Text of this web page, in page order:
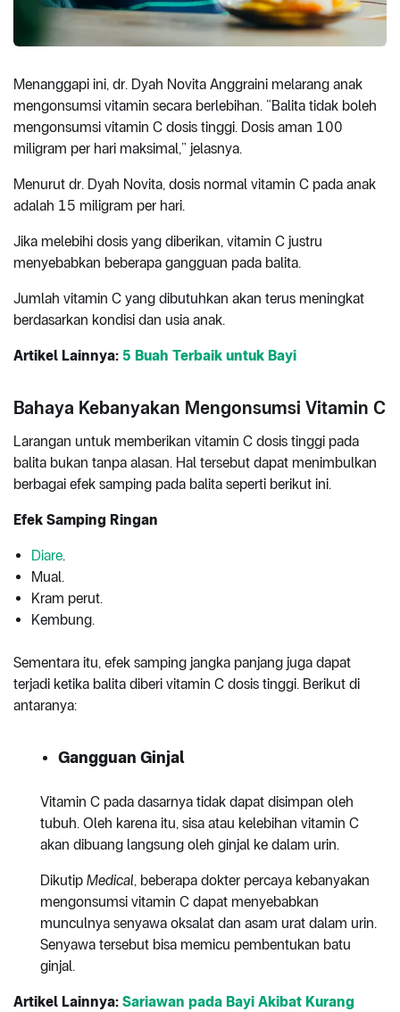
Menanggapi ini, dr. Dyah Novita Anggraini melarang anak
mengonsumsi vitamin secara berlebihan. “Balita tidak boleh
mengonsumsi vitamin C dosis tinggi. Dosis aman 100
miligram per hari maksimal,” jelasnya.
Menurut dr. Dyah Novita, dosis normal vitamin C pada anak
adalah 15 miligram per hari.
Jika melebihi dosis yang diberikan, vitamin C justru
menyebabkan beberapa gangguan pada balita.
Jumlah vitamin C yang dibutuhkan akan terus meningkat
berdasarkan kondisi dan usia anak.
Artikel Lainnya: 5 Buah Terbaik untuk Bayi
Bahaya Kebanyakan Mengonsumsi Vitamin C
Larangan untuk memberikan vitamin C dosis tinggi pada
balita bukan tanpa alasan. Hal tersebut dapat menimbulkan
berbagai efek samping pada balita seperti berikut ini.
Efek Samping Ringan
Diare.
Mual.
Kram perut.
Kembung.
Sementara itu, efek samping jangka panjang juga dapat
terjadi ketika balita diberi vitamin C dosis tinggi. Berikut di
antaranya:
Gangguan Ginjal
Vitamin C pada dasarnya tidak dapat disimpan oleh
tubuh. Oleh karena itu, sisa atau kelebihan vitamin C
akan dibuang langsung oleh ginjal ke dalam urin.
Dikutip Medical, beberapa dokter percaya kebanyakan
mengonsumsi vitamin C dapat menyebabkan
munculnya senyawa oksalat dan asam urat dalam urin.
Senyawa tersebut bisa memicu pembentukan batu
ginjal.
Artikel Lainnya: Sariawan pada Bayi Akibat Kurang